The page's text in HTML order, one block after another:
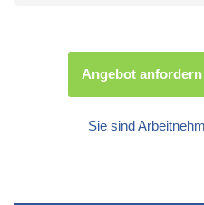
Angebot anfordern
Sie sind